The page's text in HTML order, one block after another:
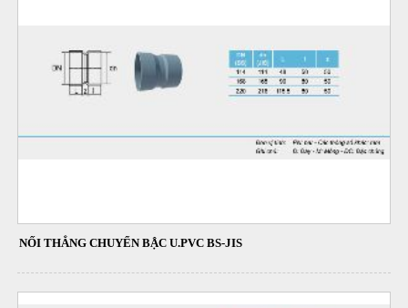
NỐI THẲNG CHUYỂN BẬC U.PVC BS-JIS